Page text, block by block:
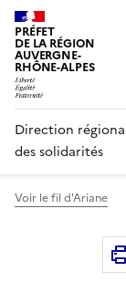
Panneau de
PRÉFET
DE LA RÉGION
AUVERGNE-
RHÔNE-ALPES
Direction
des solidarités
Voir le fil d'Ariane